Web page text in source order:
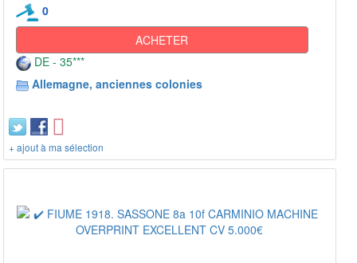
0
ACHETER
DE - 35***
Allemagne, anciennes colonies
+ ajout à ma sélection